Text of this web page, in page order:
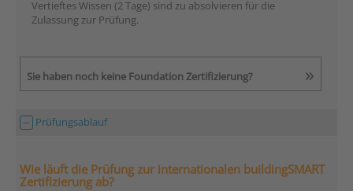
Vertieftes Wissen (2 Tage) sind zu absolvieren für die
Zulassung zur Prüfung.
Sie haben noch keine Foundation Zertifizierung?
Prüfungsablauf
Wie läuft die Prüfung zur internationalen buildingSMART
Zertifizierung ab?